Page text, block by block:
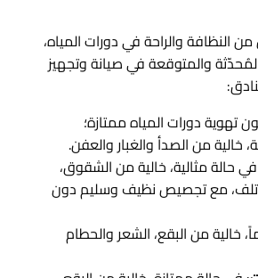
والراحة في دورات المياه،
والمتوقعة في صيانة وتجهيز
تهوية دورات المياه ممتازة؛
خالية من الصدأ والغبار والعفن.
حالة مثالية، خالية من الشقوق،
تلف، مع تجصيص نظيف وسليم دون
خالية من البقع، الشعر والحطام